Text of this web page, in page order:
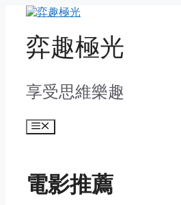
content弈趣極光
享受思維樂趣
Menu
電影推薦